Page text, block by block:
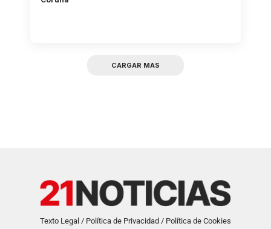
CARGAR MAS
Texto Legal / Política de Privacidad / Política de Cookies